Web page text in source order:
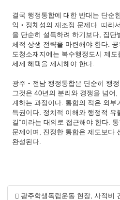
결국 행정통합에 대한 반대는 단순
익‧정체성의 재조정 문제다. 따라
을 단순히 설득하려 하기보다, 집단
체적 상생 전략을 마련해야 한다.
도청소재지에는 복수행정도시 제
세제 혜택을 제시해야 한다.
광주‧전남 행정통합은 단순히 행
그것은 40년의 분리와 경쟁을 넘어
계하는 과정이다. 통합의 적은 외부
득권이다. 정치적 이해와 행정적 유
길”이라는 대의로 접근해야 한다.
문제이며, 진정한 통합은 제도보다
완성된다.
광주학생독립운동 현장, 사적비